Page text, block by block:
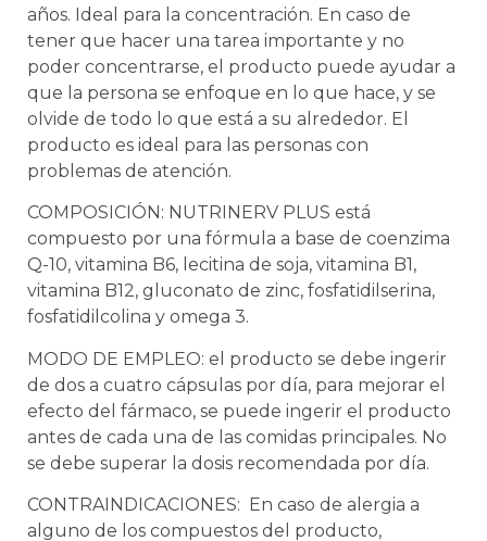
años. Ideal para la concentración. En caso de
tener que hacer una tarea importante y no
poder concentrarse, el producto puede ayudar a
que la persona se enfoque en lo que hace, y se
olvide de todo lo que está a su alrededor. El
producto es ideal para las personas con
problemas de atención.
COMPOSICIÓN: NUTRINERV PLUS está
compuesto por una fórmula a base de coenzima
Q-10, vitamina B6, lecitina de soja, vitamina B1,
vitamina B12, gluconato de zinc, fosfatidilserina,
fosfatidilcolina y omega 3.
MODO DE EMPLEO: el producto se debe ingerir
de dos a cuatro cápsulas por día, para mejorar el
efecto del fármaco, se puede ingerir el producto
antes de cada una de las comidas principales. No
se debe superar la dosis recomendada por día.
CONTRAINDICACIONES: En caso de alergia a
alguno de los compuestos del producto,